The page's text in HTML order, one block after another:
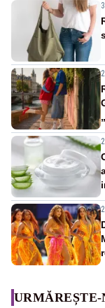
URMĂREȘTE-